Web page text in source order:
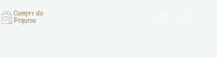
para
o